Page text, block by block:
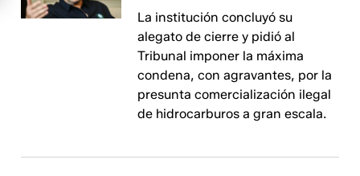
La institución concluyó su
alegato de cierre y pidió al
Tribunal imponer la máxima
condena, con agravantes, por la
presunta comercialización ilegal
de hidrocarburos a gran escala.